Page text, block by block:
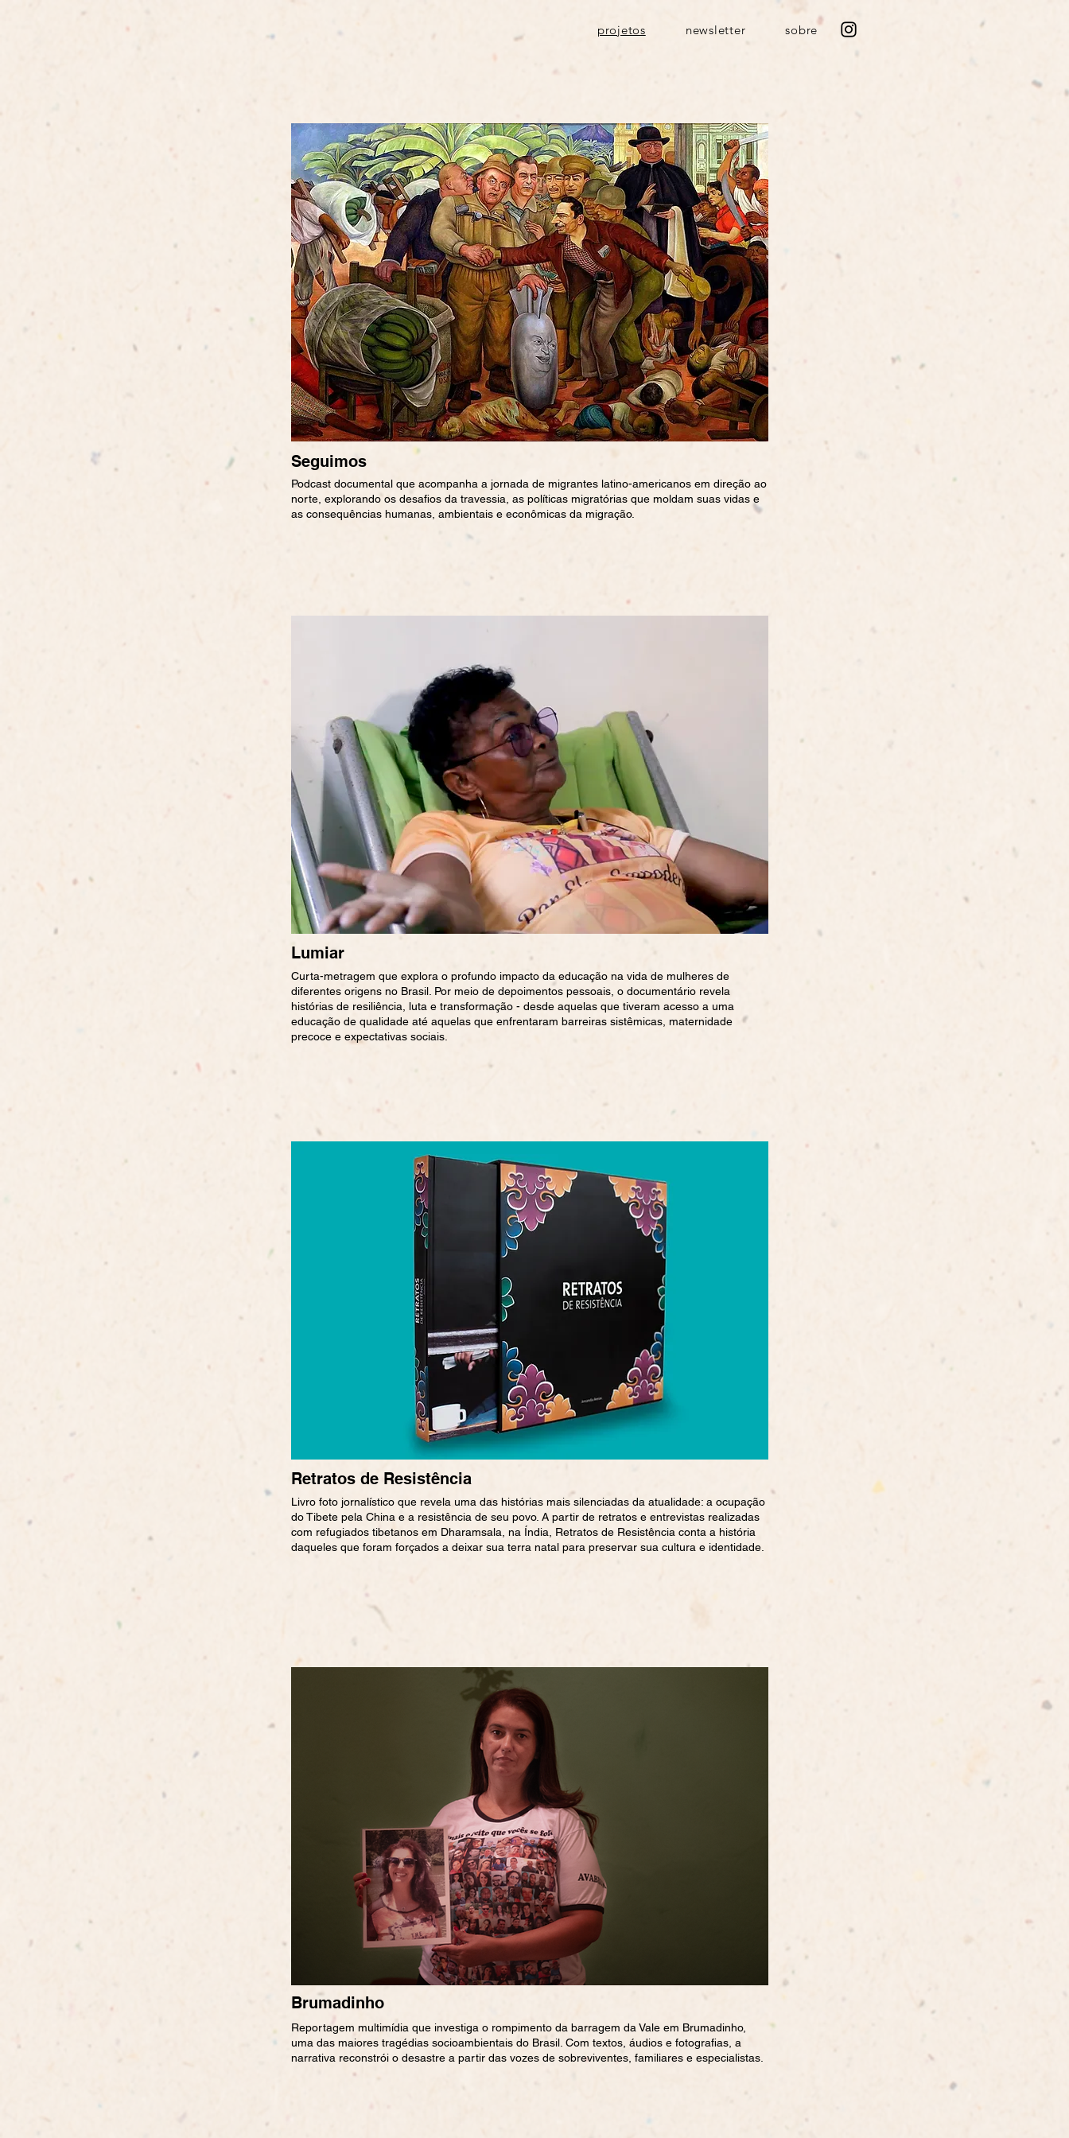
projetos newsletter sobre
Seguimos
Podcast documental que acompanha a jornada de migrantes latino-americanos em direção ao
norte, explorando os desafios da travessia, as políticas migratórias que moldam suas vidas e
as consequências humanas, ambientais e econômicas da migração.
Lumiar
Curta-metragem que explora o profundo impacto da educação na vida de mulheres de
diferentes origens no Brasil. Por meio de depoimentos pessoais, o documentário revela
histórias de resiliência, luta e transformação - desde aquelas que tiveram acesso a uma
educação de qualidade até aquelas que enfrentaram barreiras sistêmicas, maternidade
precoce e expectativas sociais.
Retratos de Resistência
Livro foto jornalístico que revela uma das histórias mais silenciadas da atualidade: a ocupação
do Tibete pela China e a resistência de seu povo. A partir de retratos e entrevistas realizadas
com refugiados tibetanos em Dharamsala, na Índia, Retratos de Resistência conta a história
daqueles que foram forçados a deixar sua terra natal para preservar sua cultura e identidade.
Brumadinho
Reportagem multimídia que investiga o rompimento da barragem da Vale em Brumadinho,
uma das maiores tragédias socioambientais do Brasil. Com textos, áudios e fotografias, a
narrativa reconstrói o desastre a partir das vozes de sobreviventes, familiares e especialistas.